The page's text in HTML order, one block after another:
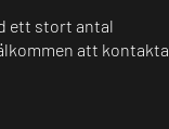
ett stort antal
att kontakta